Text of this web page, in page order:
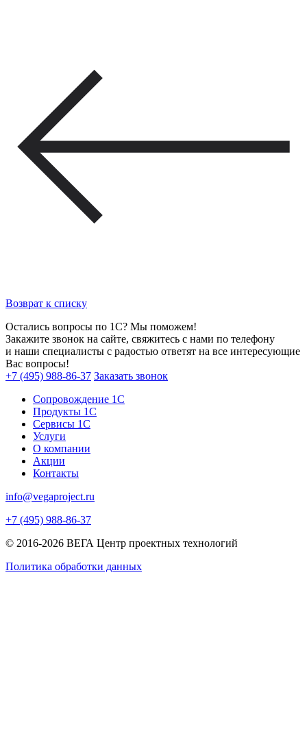
Возврат к списку
Остались вопросы по 1С? Мы поможем!
Закажите звонок на сайте, свяжитесь с нами по телефону
и наши специалисты с радостью ответят на все интересующие
Вас вопросы!
+7 (495) 988-86-37 Заказать звонок
Сопровождение 1С
Продукты 1С
Сервисы 1С
Услуги
О компании
Акции
Контакты
info@vegaproject.ru
+7 (495) 988-86-37
© 2016-2026 ВЕГА Центр проектных технологий
Политика обработки данных